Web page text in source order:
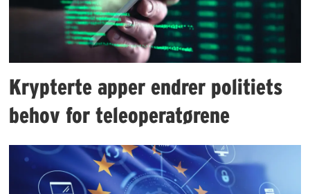
Krypterte apper endrer politiets
behov for teleoperatørene